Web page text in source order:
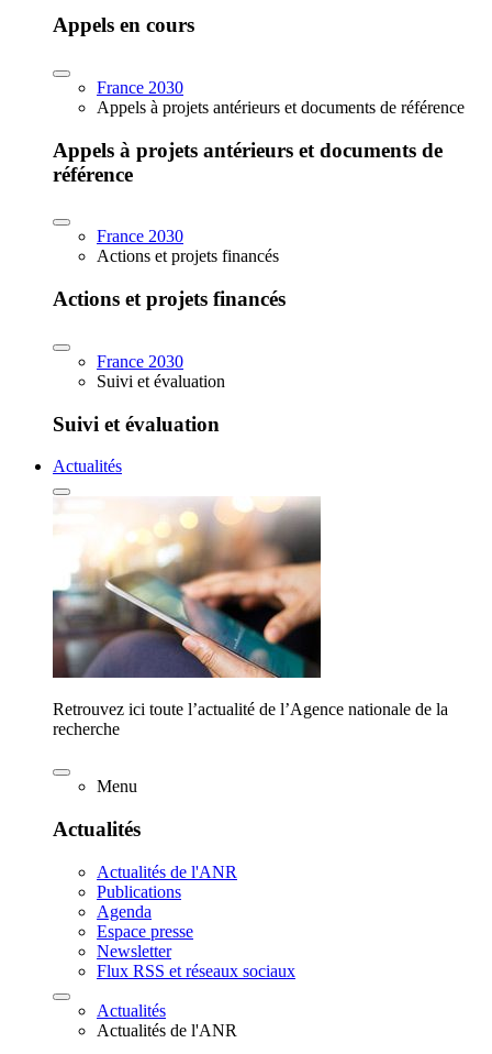
Appels en cours
France 2030
Appels à projets antérieurs et documents de référence
Appels à projets antérieurs et documents de
référence
France 2030
Actions et projets financés
Actions et projets financés
France 2030
Suivi et évaluation
Suivi et évaluation
Actualités
Retrouvez ici toute l’actualité de l’Agence nationale de la
recherche
Menu
Actualités
Actualités de l'ANR
Publications
Agenda
Espace presse
Newsletter
Flux RSS et réseaux sociaux
Actualités
Actualités de l'ANR